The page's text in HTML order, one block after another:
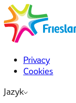
Privacy
Cookies
Jazyk